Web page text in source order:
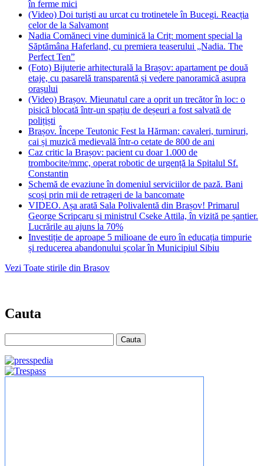
în ferme mici
(Video) Doi turiști au urcat cu trotinetele în Bucegi. Reacția
celor de la Salvamont
Nadia Comăneci vine duminică la Criț: moment special la
Săptămâna Haferland, cu premiera teaserului „Nadia. The
Perfect Ten”
(Foto) Bijuterie arhitecturală la Brașov: apartament pe două
etaje, cu pasarelă transparentă și vedere panoramică asupra
orașului
(Video) Brașov. Mieunatul care a oprit un trecător în loc: o
pisică blocată într-un spațiu de deșeuri a fost salvată de
polițiști
Brașov. Începe Teutonic Fest la Hărman: cavaleri, turniruri,
cai și muzică medievală într-o cetate de 800 de ani
Caz critic la Brașov: pacient cu doar 1.000 de
trombocite/mmc, operat robotic de urgență la Spitalul Sf.
Constantin
Schemă de evaziune în domeniul serviciilor de pază. Bani
scoși prin mii de retrageri de la bancomate
VIDEO. Așa arată Sala Polivalentă din Brașov! Primarul
George Scripcaru și ministrul Cseke Attila, în vizită pe șantier.
Lucrările au ajuns la 70%
Investiție de aproape 5 milioane de euro în educația timpurie
și reducerea abandonului școlar în Municipiul Sibiu
Vezi Toate stirile din Brasov
Cauta